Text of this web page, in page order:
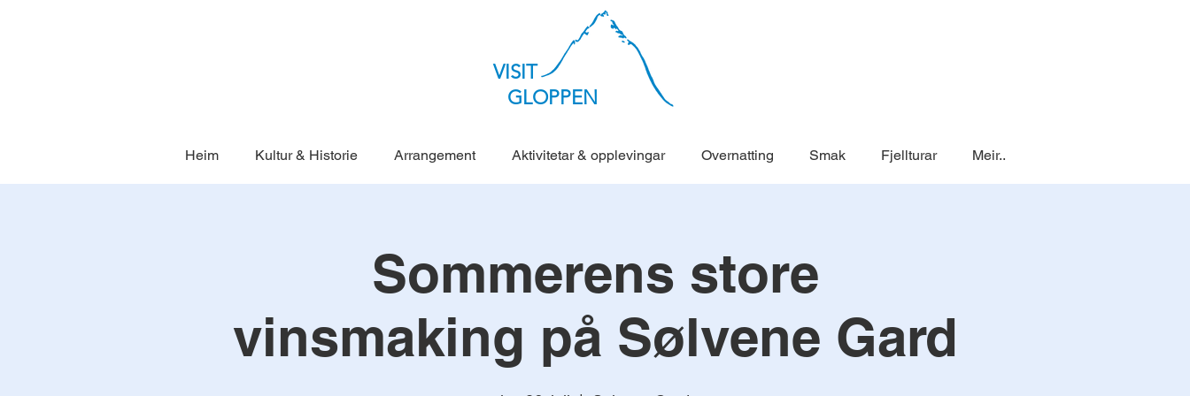
VISIT
GLOPPEN
Heim Kultur & Historie Arrangement Aktivitetar & opplevingar Overnatting Smak Fjellturar Meir..
Sommerens store
vinsmaking på Sølvene Gard